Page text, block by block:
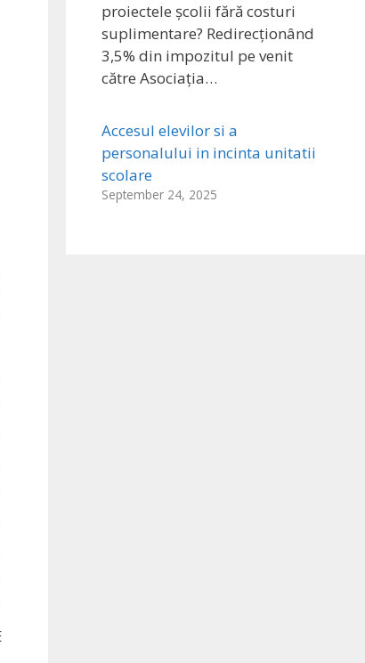
proiectele școlii fără costuri
suplimentare? Redirecționând
3,5% din impozitul pe venit
către Asociația…
Accesul elevilor si a
personalului in incinta unitatii
scolare
September 24, 2025